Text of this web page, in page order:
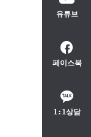
유튜브
페이스북
1:1상담